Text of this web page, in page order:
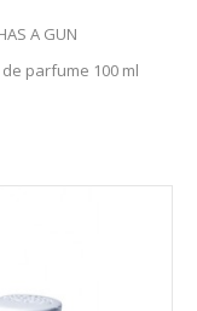
A GUN
de parfume 100 ml